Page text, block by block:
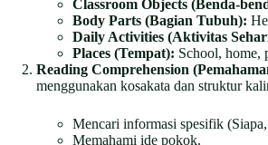
Classroom Objects (Benda-
Body Parts (Bagian Tubuh):
Daily Activities (Aktivitas
Places (Tempat): School, home,
Reading Comprehension
menggunakan kosakata dan struktur
Mencari informasi spesifik
Memahami ide pokok.